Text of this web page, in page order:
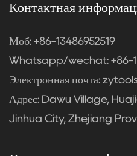
Контактная
Моб: +86-13486952519
Whatsapp/wechat: +86-
Электронная почта:
Адрес: Dawu Village,
Jinhua City, Zhejiang